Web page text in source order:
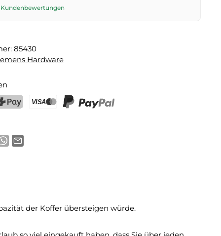
85430
Hardware
der Koffer übersteigen würde.